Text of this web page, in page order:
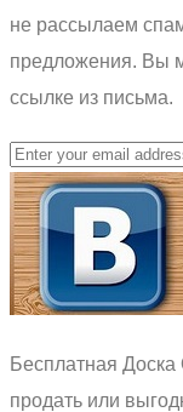
не рассылаем
предложения. Вы
ссылке из письма.
Бесплатная
продать или